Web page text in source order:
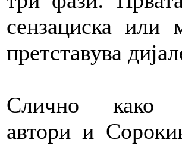
сензациска или
претставува
Слично како
автори и